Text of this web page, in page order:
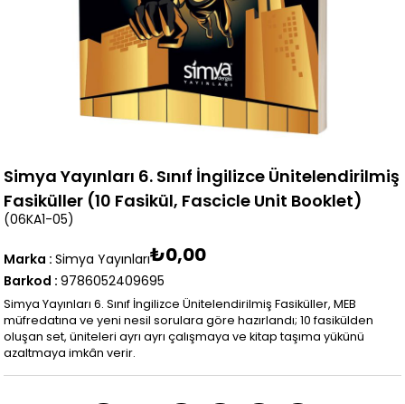
Simya Yayınları 6. Sınıf İngilizce Ünitelendirilmiş
Fasiküller (10 Fasikül, Fascicle Unit Booklet)
(06KA1-05)
Marka : Simya Yayınları₺0,00
Barkod : 9786052409695
Simya Yayınları 6. Sınıf İngilizce Ünitelendirilmiş Fasiküller, MEB
müfredatına ve yeni nesil sorulara göre hazırlandı; 10 fasikülden
oluşan set, üniteleri ayrı ayrı çalışmaya ve kitap taşıma yükünü
azaltmaya imkân verir.